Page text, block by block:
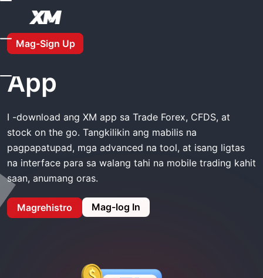
Mag-Sign Up
Tahanan XM I-Download Ang App
XM I-download ang
App
I -download ang XM app sa Trade Forex, CFDS, at
stock on the go. Tangkilikin ang mabilis na
pagpapatupad, mga advanced na tool, at isang ligtas
na interface para sa walang tahi na mobile trading kahit
saan, anumang oras.
Magrehistro Mag-log In